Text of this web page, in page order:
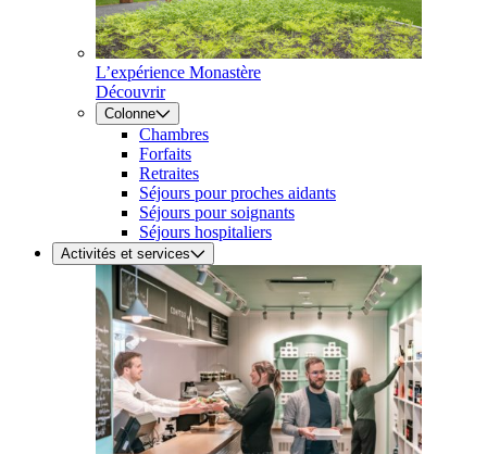
L’expérience Monastère
Découvrir
Colonne
Chambres
Forfaits
Retraites
Séjours pour proches aidants
Séjours pour soignants
Séjours hospitaliers
Activités et services